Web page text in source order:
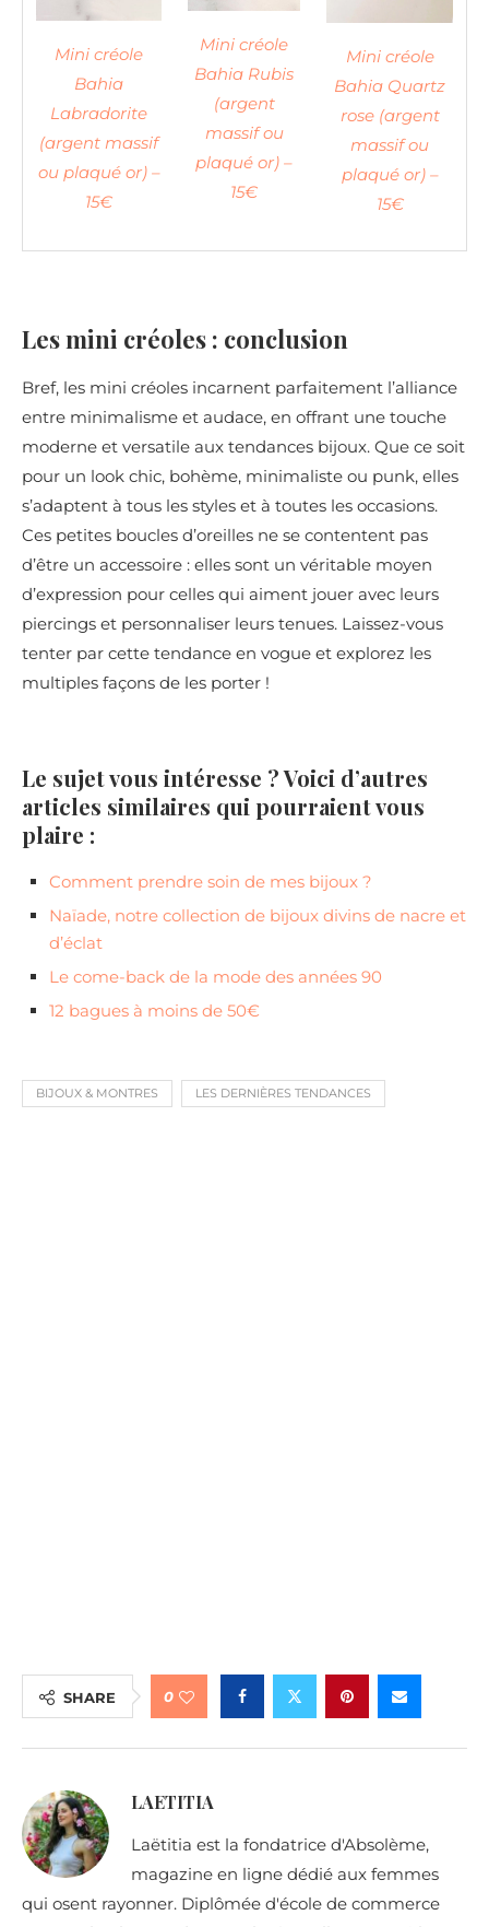
Mini créole
Bahia
Labradorite
(argent massif
ou plaqué or) –
15€
Mini créole
Bahia Rubis
(argent
massif ou
plaqué or) –
15€
Mini créole
Bahia Quartz
rose (argent
massif ou
plaqué or) –
15€
Les mini créoles : conclusion
Bref, les mini créoles incarnent parfaitement l’alliance
entre minimalisme et audace, en offrant une touche
moderne et versatile aux tendances bijoux. Que ce soit
pour un look chic, bohème, minimaliste ou punk, elles
s’adaptent à tous les styles et à toutes les occasions.
Ces petites boucles d’oreilles ne se contentent pas
d’être un accessoire : elles sont un véritable moyen
d’expression pour celles qui aiment jouer avec leurs
piercings et personnaliser leurs tenues. Laissez-vous
tenter par cette tendance en vogue et explorez les
multiples façons de les porter !
Le sujet vous intéresse ? Voici d’autres
articles similaires qui pourraient vous
plaire :
Comment prendre soin de mes bijoux ?
Naïade, notre collection de bijoux divins de nacre et
d’éclat
Le come-back de la mode des années 90
12 bagues à moins de 50€
BIJOUX & MONTRES LES DERNIÈRES TENDANCES
SHARE 0
LAETITIA
Laëtitia est la fondatrice d'Absolème,
magazine en ligne dédié aux femmes
qui osent rayonner. Diplômée d'école de commerce